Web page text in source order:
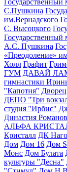
Государственный
С.Пушкина
им.Вернадского
С. Высоцкого
Государственный
А.С. Пушкина
«Преодоление»
Холл Графит
ГУМ ДАВАЙ
гимнастики
"Капотня"
ДЕПО "Три
студия "Ирбис"
Династия
АЛЬФА
Кристалл ДК
Дом Дом 16 Дом
Монс Дом Булата
культуры "Десна"